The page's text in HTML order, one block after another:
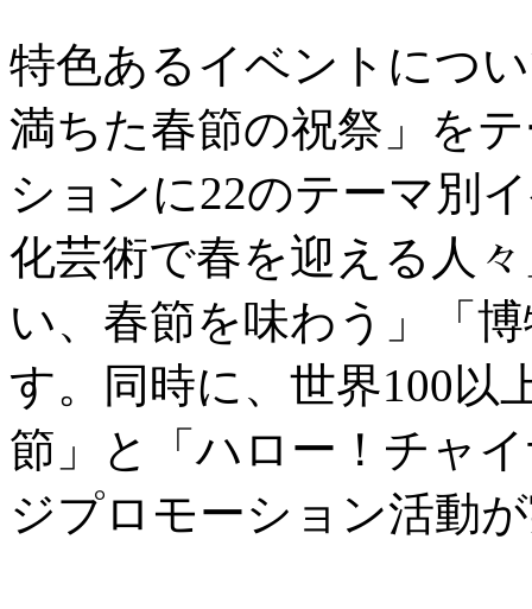
特色あるイベントにつ
満ちた春節の祝祭」を
ションに22のテーマ別
化芸術で春を迎える人
い、春節を味わう」「
す。同時に、世界100以
節」と「ハロー！チャ
ジプロモーション活動